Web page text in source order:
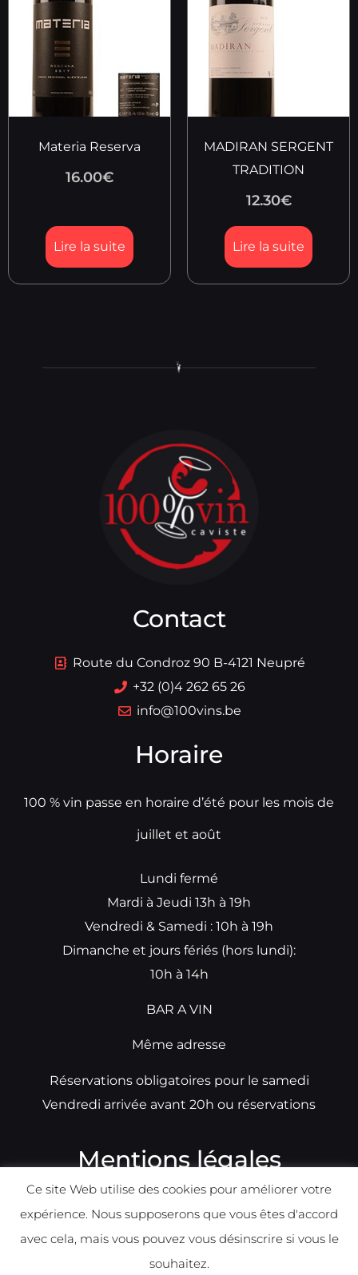
Materia Reserva
16.00€
Lire la suite
MADIRAN SERGENT
TRADITION
12.30€
Lire la suite
Contact
Route du Condroz 90 B-4121 Neupré
+32 (0)4 262 65 26
info@100vins.be
Horaire
100 % vin passe en horaire d’été pour les mois de
juillet et août
Lundi fermé
Mardi à Jeudi 13h à 19h
Vendredi & Samedi : 10h à 19h
Dimanche et jours fériés (hors lundi):
10h à 14h
BAR A VIN
Même adresse
Réservations obligatoires pour le samedi
Vendredi arrivée avant 20h ou réservations
Mentions légales
Ce site Web utilise des cookies pour améliorer votre
expérience. Nous supposerons que vous êtes d'accord
avec cela, mais vous pouvez vous désinscrire si vous le
souhaitez.